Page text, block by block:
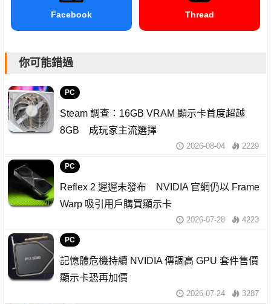
Facebook Thread
你可能錯過
PC
Steam 調查：16GB VRAM 顯示卡首度超越
8GB 成玩家主流選擇
2026-08-04 2229
PC
Reflex 2 遲遲未發布 NVIDIA 官網仍以 Frame
Warp 吸引用戶購買顯示卡
2026-07-28 4223
PC
記憶體危機持續 NVIDIA 傳調高 GPU 套件售價
顯示卡恐再加價
2026-07-24 3287